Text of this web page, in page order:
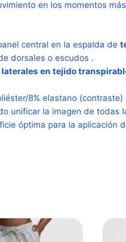
en los momentos
central en la espalda de
dorsales o escudos .
laterales en tejido
8% elastano (contraste)
unificar la imagen de todas
óptima para la aplicación